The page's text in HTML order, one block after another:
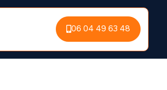
06 04 49 63 48